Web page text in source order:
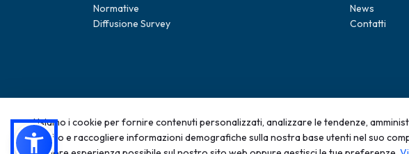
Normative
Diffusione Survey
News
Contatti
2025 - Tutti i diritti sono riservati; qualsiasi riproduzione, anche
Usiamo i cookie per fornire contenuti personalizzati, analizzare le tendenze,
sul sito e raccogliere informazioni demografiche sulla nostra base utenti nel suo